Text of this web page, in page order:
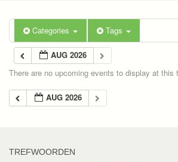
Categories Tags
AUG 2026
There are no upcoming events to display at this
AUG 2026
TREFWOORDEN